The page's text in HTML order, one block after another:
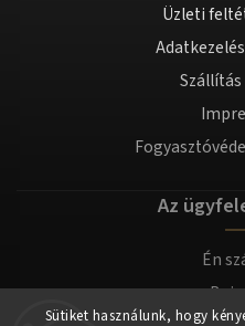
Sütiket használunk, hogy
Üzleti
Az
Én